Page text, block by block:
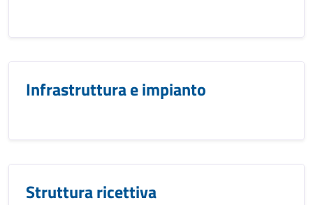
Infrastruttura e impianto
Struttura ricettiva